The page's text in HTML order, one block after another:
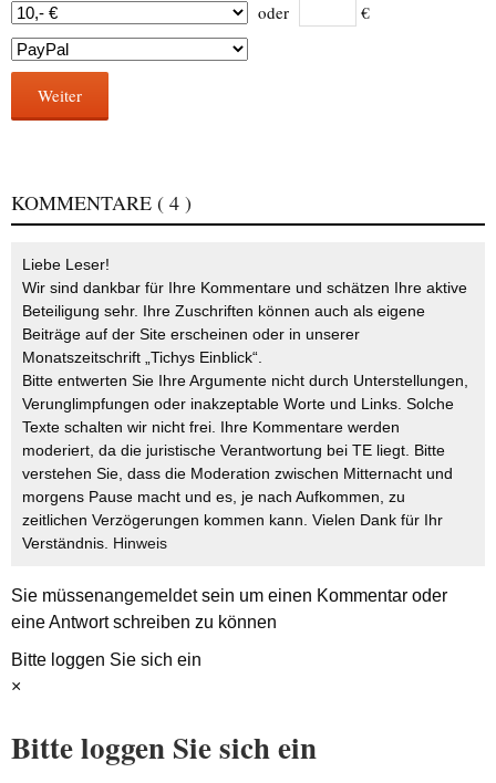
oder €
Weiter
KOMMENTARE ( 4 )
Liebe Leser!
Wir sind dankbar für Ihre Kommentare und schätzen Ihre aktive
Beteiligung sehr. Ihre Zuschriften können auch als eigene
Beiträge auf der Site erscheinen oder in unserer
Monatszeitschrift „Tichys Einblick“.
Bitte entwerten Sie Ihre Argumente nicht durch Unterstellungen,
Verunglimpfungen oder inakzeptable Worte und Links. Solche
Texte schalten wir nicht frei. Ihre Kommentare werden
moderiert, da die juristische Verantwortung bei TE liegt. Bitte
verstehen Sie, dass die Moderation zwischen Mitternacht und
morgens Pause macht und es, je nach Aufkommen, zu
zeitlichen Verzögerungen kommen kann. Vielen Dank für Ihr
Verständnis. Hinweis
Sie müssenangemeldetsein um einen Kommentar oder
eine Antwort schreiben zu können
Bitte loggen Sie sich ein
×
Bitte loggen Sie sich ein